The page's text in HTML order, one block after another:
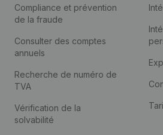
Compliance et prévention
de la fraude
Consulter des comptes
annuels
Recherche de numéro de
TVA
Vérification de la
solvabilité